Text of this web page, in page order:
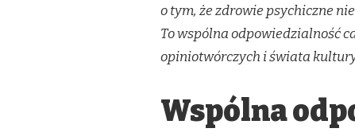
o tym, że zdrowie psychiczne
To wspólna odpowiedzialność
opiniotwórczych i świata
Wspólna